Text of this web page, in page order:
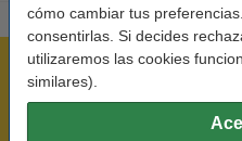
cómo cambiar tus
consentirlas. Si decides
utilizaremos las cookies
similares).
Rápido y sencillo
¡Recibe en 24 horas!